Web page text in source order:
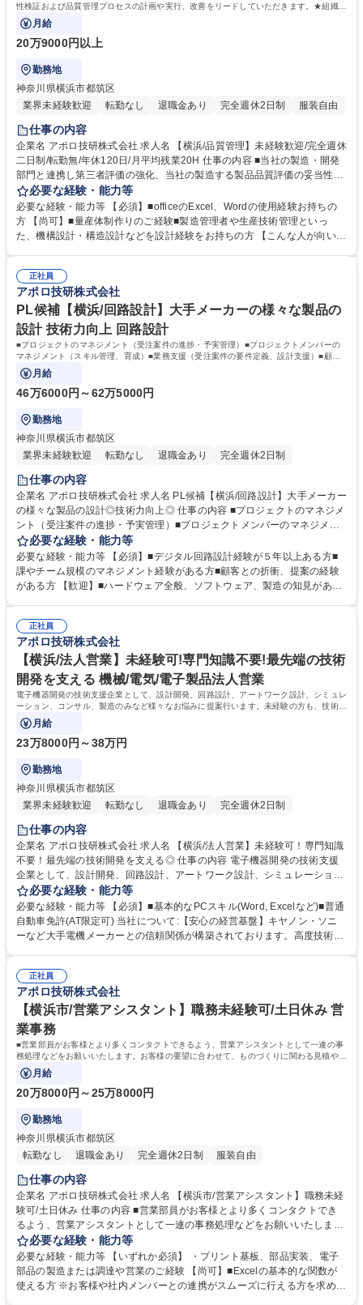
性検証および品質管理プロセスの計画や実行、改善をリードしていただきます。★組織力
強化による増員募集になります。
月給
20万9000円以上
勤務地
神奈川県横浜市都筑区
業界未経験歓迎
転勤なし 退職金あり 完全週休2日制 服装自由
仕事の内容
企業名 アポロ技研株式会社 求人名 【横浜/品質管理】未経験歓迎/完全週休
二日制/転勤無/年休120日/月平均残業20H 仕事の内容 ■当社の製造・開発
部門と連携し第三者評価の強化、当社の製造する製品品質評価の妥当性検
証および品質管理プロセスの計画や実行、改善をリードしていただきま
す。★組織力強化による増員募集になります。 【詳細】「製品の品質を守
る、ブランドを守る重要なお仕事」 ■アフターフォロー業務 ■製品の品質
レベル向上に向けた分析・解析業務(工程異常有無の確認/規格設定・厳守/
員によるOJTにて学んでいただき、できるところから徐々にお任せいたし
ますのでご安心ください。 募集職種 【横浜/品質管理】未経験歓迎/完全週
休二日制/転勤無/年休120日/月平均残業20H
必要な経験・能力等
必要な経験・能力等 【必須】■officeのExcel、Wordの使用経験お持ちの
方 【尚可】■量産体制作りのご経験■製造管理者や生産技術管理といっ
た、機構設計・構造設計などを設計経験をお持ちの方 【こんな人が向いて
はっきりと目に見える形で現れること。■提供する製品やサービスの品質
を恒常的に守り、また顧客のニーズも敏感に察知して継続的に満足度をU
Pさせていく「社会貢献度の高い」「企業の看板を背負う存在」であるこ
と。 学歴・資格 学歴：大学院 大学 高専 短大 専修学校 高校 語学力： 資
格：
正社員
アポロ技研株式会社
PL候補【横浜/回路設計】大手メーカーの様々な製品の
設計 技術力向上 回路設計
■プロジェクトのマネジメント（受注案件の進捗・予実管理）■プロジェクトメンバーの
マネジメント（スキル管理、育成）■業務支援（受注案件の要件定義、設計支援）■顧客
との折衝と提案
月給
46万6000円～62万5000円
勤務地
神奈川県横浜市都筑区
業界未経験歓迎
転勤なし 退職金あり 完全週休2日制
仕事の内容
企業名 アポロ技研株式会社 求人名 PL候補【横浜/回路設計】大手メーカー
の様々な製品の設計◎技術力向上◎ 仕事の内容 ■プロジェクトのマネジメ
ント（受注案件の進捗・予実管理）■プロジェクトメンバーのマネジメン
ト（スキル管理、育成）■業務支援（受注案件の要件定義、設計支援）■顧
客との折衝と提案 ≪具体的には≫ ◆通信インフラ機器◆産業機器◆医用
機器の各種制御ユニット,インターフェースユニット,電源ユニット◆通信
インフラ機器のIoT端末,ゲートウェイ◆測定機器,ロガー◆各種センサーユ
必要な経験・能力等
必要な経験・能力等 【必須】■デジタル回路設計経験が５年以上ある方■
課やチーム規模のマネジメント経験がある方■顧客との折衝、提案の経験
がある方 【歓迎】■ハードウェア全般、ソフトウェア、製造の知見がある
まだない完成品に対する基板や電子部品の試作から量産まで提案可能。 少
ロットや短納期の案件であっても対応可能で、小回りの利くところもお客
様に喜ばれています。 学歴・資格 学歴：大学院 大学 高専 短大 専修学校
高校 語学力： 資格：
正社員
アポロ技研株式会社
【横浜/法人営業】未経験可!専門知識不要!最先端の技術
開発を支える 機械/電気/電子製品法人営業
電子機器開発の技術支援企業として、設計開発、回路設計、アートワーク設計、シミュレ
ーション、コンサル、製造のみなど様々なお悩みに提案行います。未経験の方も、技術社
員が同行しますので、ご安心ください！
月給
23万8000円～38万円
勤務地
神奈川県横浜市都筑区
業界未経験歓迎
転勤なし 退職金あり 完全週休2日制
仕事の内容
企業名 アポロ技研株式会社 求人名 【横浜/法人営業】未経験可！専門知識
不要！最先端の技術開発を支える◎ 仕事の内容 電子機器開発の技術支援
企業として、設計開発、回路設計、アートワーク設計、シミュレーショ
ン、コンサル、製造のみなど様々なお悩みに提案行います。未経験の方
も、技術社員が同行しますので、ご安心ください！ ★お客様はソニー、キ
ヤノン、パナソニック、エプソンなど大手メーカーも多く、ダイナミック
なお仕事が可。 ★無理なノルマ無し…既存：新規の割合は6:4程度。新規
す。人々の役に立つものを開発するメーカーを支えることにやりがいが感
じられます。 募集職種 【横浜/法人営業】未経験可！専門知識不要！最先
端の技術開発を支える◎
必要な経験・能力等
必要な経験・能力等 【必須】■基本的なPCスキル(Word, Excelなど)■普通
自動車免許(AT限定可) 当社について:【安心の経営基盤】キヤノン・ソニ
ーなど大手電機メーカーとの信頼関係が構築されております。高度技術を
小回りの利くところはお客様に選ばれている理由です。近年は電化製品の
小型化も進んでいる結果、電子部品や基板の需要度があがっております。
学歴・資格 学歴：大学院 大学 高専 短大 専修学校 高校 語学力： 資格：第
一種運転免許普通自動車
正社員
アポロ技研株式会社
【横浜市/営業アシスタント】職務未経験可/土日休み 営
業事務
■営業部員がお客様とより多くコンタクトできるよう、営業アシスタントとして一連の事
務処理などをお願いいたします。お客様の要望に合わせて、ものづくりに関わる見積や日
程を工場と調整いただきます。
月給
20万8000円～25万8000円
勤務地
神奈川県横浜市都筑区
転勤なし
退職金あり 完全週休2日制 服装自由
仕事の内容
企業名 アポロ技研株式会社 求人名 【横浜市/営業アシスタント】職務未経
験可/土日休み 仕事の内容 ■営業部員がお客様とより多くコンタクトでき
るよう、営業アシスタントとして一連の事務処理などをお願いいたしま
す。お客様の要望に合わせて、ものづくりに関わる見積や日程を工場と調
整いただきます。 すべてを一元化して管理することで営業活動を支えサー
ビスを向上させるお仕事になります。 部品の見積もりや製造の発注指示・
日程の管理などを行いますが、実際の製造はグループ会社や協力工場に依
必要な経験・能力等
必要な経験・能力等 【いずれか必須】 ・プリント基板、部品実装、電子
部品の製造または調達や営業のご経験 【尚可】■Excelの基本的な関数が
使える方 ※お客様や社内メンバーとの連携がスムーズに行える方を求めて